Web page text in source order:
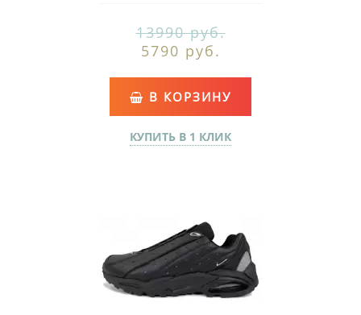
13990 руб.
5790 руб.
В КОРЗИНУ
КУПИТЬ В 1 КЛИК